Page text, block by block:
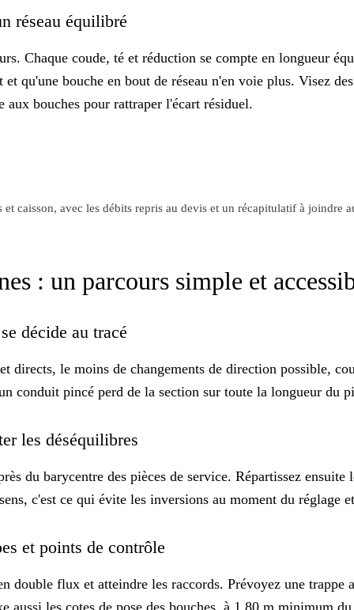
réseau équilibré
Chaque coude, té et réduction se compte en longueur
qu'une bouche en bout de réseau n'en voie plus. Visez
aux bouches pour rattraper l'écart résiduel.
caisson, avec les débits repris au devis et un récapitulatif à joindre
: un parcours simple et
décide au tracé
directs, le moins de changements de direction possible,
conduit pincé perd de la section sur toute la longueur du
les déséquilibres
du barycentre des pièces de service. Répartissez
c'est ce qui évite les inversions au moment du réglage
et points de contrôle
double flux et atteindre les raccords. Prévoyez une trappe